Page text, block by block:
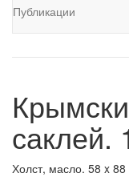
Публикации
саклей.
Холст, масло. 58 x 88